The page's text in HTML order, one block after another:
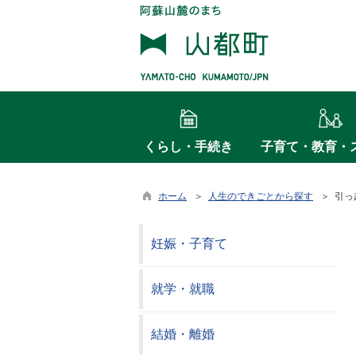
くらし・手続き 子育て・教育・
ホーム ＞ 人生のできごとから探す ＞ 引っ
妊娠・子育て
就学・就職
結婚・離婚